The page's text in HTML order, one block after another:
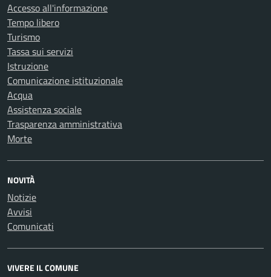
Accesso all'informazione
Tempo libero
Turismo
Tassa sui servizi
Istruzione
Comunicazione istituzionale
Acqua
Assistenza sociale
Trasparenza amministrativa
Morte
NOVITÀ
Notizie
Avvisi
Comunicati
VIVERE IL COMUNE